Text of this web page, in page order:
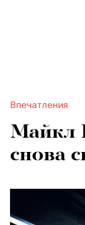
Впечатления
Майкл
снова